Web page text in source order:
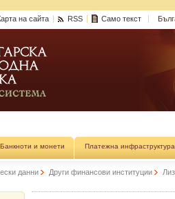
на сайта RSS Само текст
Банкноти и монети Платежна инфраструктура
данни Други финансови институции